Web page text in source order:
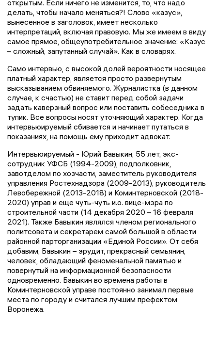
открытым. Если ничего не изменится, то, что надо
делать, чтобы начало меняться?! Слово «казус»,
вынесенное в заголовок, имеет несколько
интерпретаций, включая правовую. Мы же имеем в виду
самое прямое, общеупотребительное значение: «Казус
– сложный, запутанный случай». Как в словарях.
Само интервью, с высокой долей вероятности носящее
платный характер, является просто развернутым
высказыванием обвиняемого. Журналистка (в данном
случае, к счастью) не ставит перед собой задачи
задать каверзный вопрос или поставить собеседника в
тупик. Все вопросы носят уточняющий характер. Когда
интервьюируемый сбивается и начинает путаться в
показаниях, на помощь ему приходит адвокат.
Интервьюируемый - Юрий Бавыкин, 55 лет, экс-
сотрудник УФСБ (1994-2009), подполковник,
завотделом по хозчасти, заместитель руководителя
управления Ростехнадзора (2009-2013), руководитель
Левобережной (2013-2018) и Коминтерновской (2018-
2020) управ и еще чуть-чуть и.о. вице-мэра по
строительной части (14 декабря 2020 – 16 февраля
2021). Также Бавыкин являлся членом регионального
политсовета и секретарем самой большой в области
районной парторганизации «Единой России». От себя
добавим, Бавыкин – эрудит, прекрасный семьянин,
человек, обладающий феноменальной памятью и
повернутый на информационной безопасности
одновременно. Бавыкин во времена работы в
Коминтерновской управе постоянно занимал первые
места по городу и считался лучшим префектом
Воронежа.